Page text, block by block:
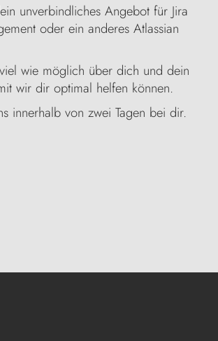
unverbindliches Angebot für Jira
oder ein anderes Atlassian
wie möglich über dich und dein
wir dir optimal helfen können.
innerhalb von zwei Tagen bei dir.